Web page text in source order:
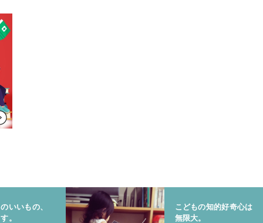
いいもの、
。
こどもの知的好奇心は
無限大。